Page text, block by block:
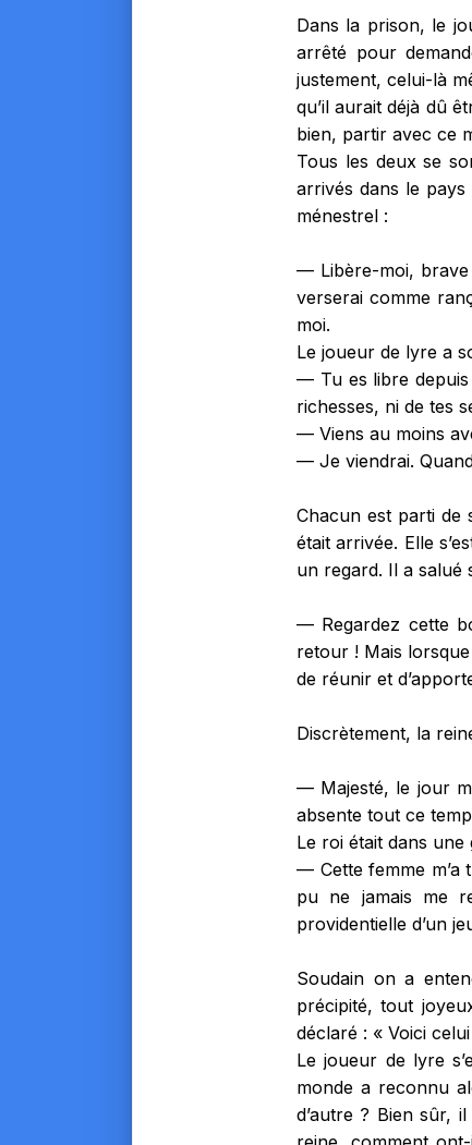
Dans la prison, le
arrêté pour
justement, celui-là
qu’il aurait déjà dû
bien, partir avec ce
Tous les deux se
arrivés dans le
ménestrel :
— Libère-moi, brave
verserai comme
moi.
Le joueur de lyre a
— Tu es libre depuis
richesses, ni de tes
— Viens au moins
— Je viendrai.
Chacun est parti de
était arrivée. Elle
un regard. Il a salué
— Regardez cette
retour ! Mais lorsque
de réunir et
Discrètement, la
— Majesté, le jour
absente tout ce
Le roi était dans une
— Cette femme m’a
pu ne jamais me
providentielle d’un
Soudain on a
précipité, tout
déclaré : « Voici
Le joueur de lyre
monde a reconnu
d’autre ? Bien sûr,